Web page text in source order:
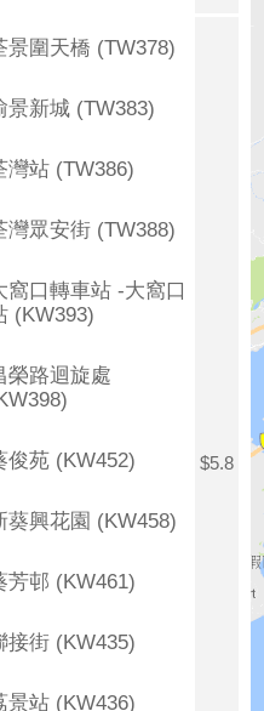
景圍天橋 (TW378)
$5.8
景新城 (TW383)
灣站 (TW386)
灣眾安街 (TW388)
窩口轉車站 -大窩口
(KW393)
榮路迴旋處
俊苑 (KW452)
葵興花園 (KW458)
芳邨 (KW461)
接街 (KW435)
景站 (KW436)